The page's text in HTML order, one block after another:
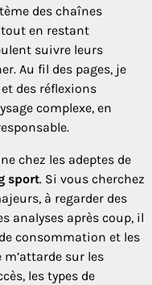
des chaînes
tout en restant
suivre leurs
Au fil des pages, je
des réflexions
complexe, en
chez les adeptes de
sport. Si vous cherchez
à regarder des
analyses après coup, il
consommation et les
sur les
les types de